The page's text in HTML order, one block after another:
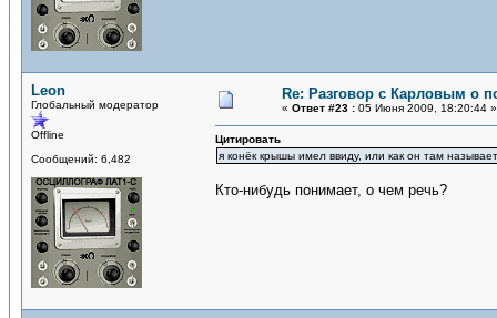
Leon
Глобальный модератор
Offline
Сообщений: 6,482
Re: Разговор с Карловым о
« Ответ #23 : 05 Июня 2009, 18:20:44 »
Цитировать
я конёк крышы имел ввиду, или как он там
Кто-нибудь понимает, о чем речь?